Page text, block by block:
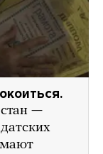
—